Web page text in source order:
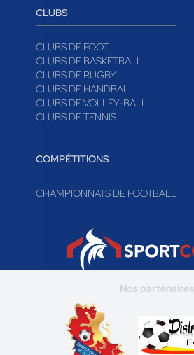
CLUBS
CLUBS DE FOOT
CLUBS DE BASKETBALL
CLUBS DE RUGBY
CLUBS DE HANDBALL
CLUBS DE VOLLEY-BALL
CLUBS DE TENNIS
COMPÉTITIONS
CHAMPIONNATS DE FOOTBALL
Nos partenaires